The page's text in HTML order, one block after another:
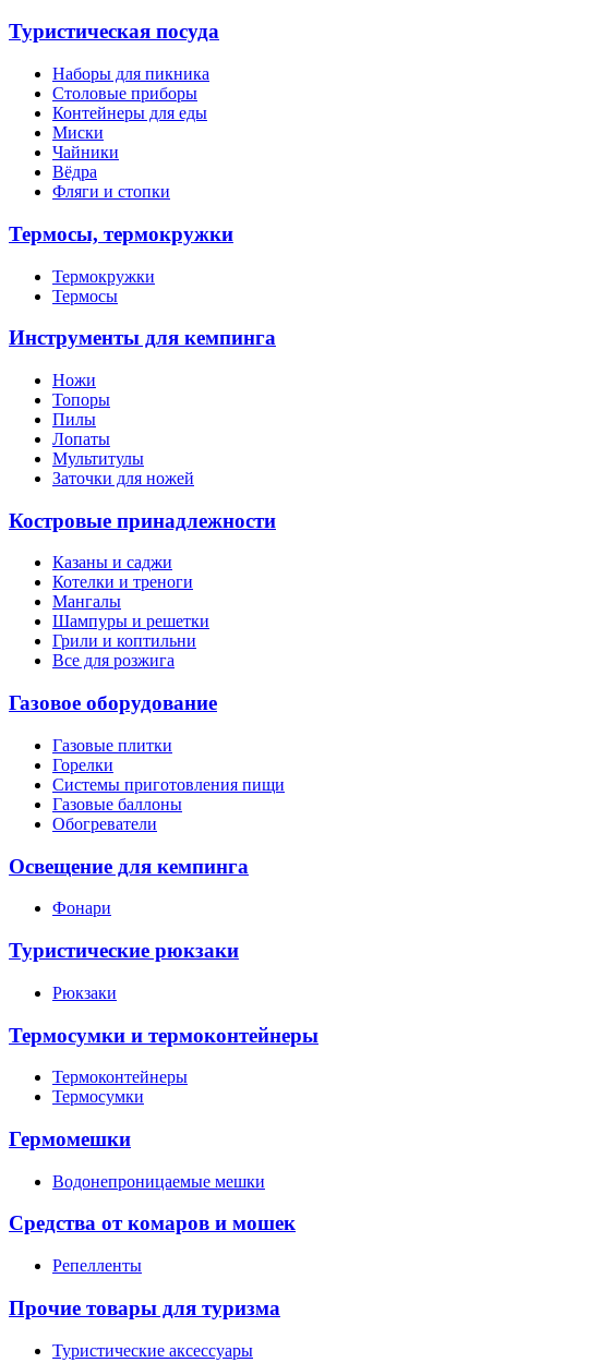
Туристическая посуда
Наборы для пикника
Столовые приборы
Контейнеры для еды
Миски
Чайники
Вёдра
Фляги и стопки
Термосы, термокружки
Термокружки
Термосы
Инструменты для кемпинга
Ножи
Топоры
Пилы
Лопаты
Мультитулы
Заточки для ножей
Костровые принадлежности
Казаны и саджи
Котелки и треноги
Мангалы
Шампуры и решетки
Грили и коптильни
Все для розжига
Газовое оборудование
Газовые плитки
Горелки
Системы приготовления пищи
Газовые баллоны
Обогреватели
Освещение для кемпинга
Фонари
Туристические рюкзаки
Рюкзаки
Термосумки и термоконтейнеры
Термоконтейнеры
Термосумки
Гермомешки
Водонепроницаемые мешки
Средства от комаров и мошек
Репелленты
Прочие товары для туризма
Туристические аксессуары